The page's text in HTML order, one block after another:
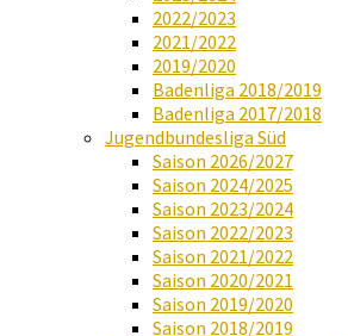
2022/2023
2021/2022
2019/2020
Badenliga 2018/2019
Badenliga 2017/2018
Jugendbundesliga Süd
Saison 2026/2027
Saison 2024/2025
Saison 2023/2024
Saison 2022/2023
Saison 2021/2022
Saison 2020/2021
Saison 2019/2020
Saison 2018/2019